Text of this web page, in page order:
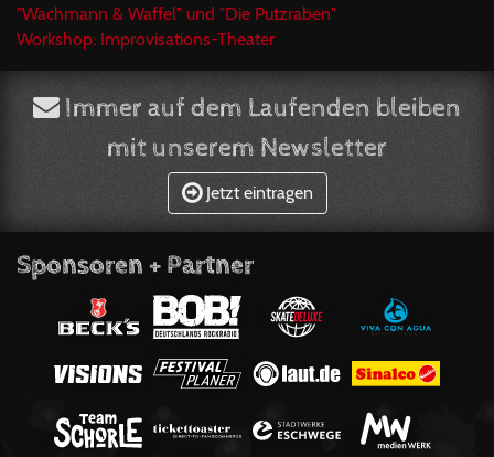
"Wachmann & Waffel" und "Die Putzraben"
Workshop: Improvisations-Theater
Immer auf dem Laufenden bleiben
mit unserem Newsletter
Jetzt eintragen
Sponsoren + Partner